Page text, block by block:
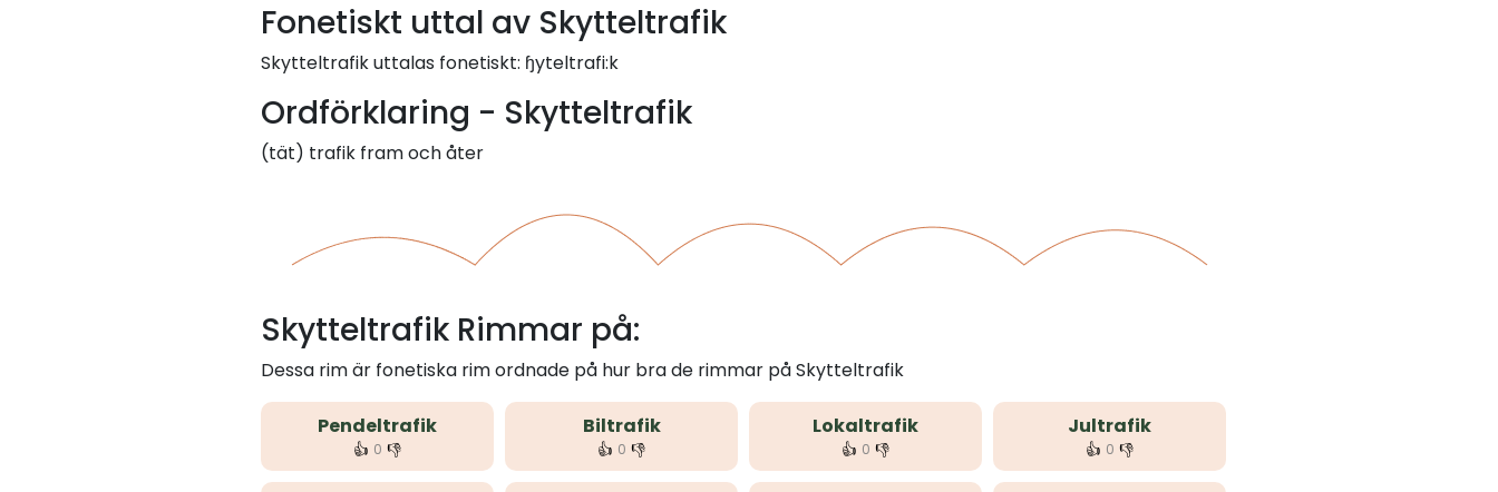
Fonetiskt uttal av Skytteltrafik
Skytteltrafik uttalas fonetiskt: ɧyteltrafi:k
Ordförklaring - Skytteltrafik
(tät) trafik fram och åter
Skytteltrafik Rimmar på:
Dessa rim är fonetiska rim ordnade på hur bra de rimmar på Skytteltrafik
Pendeltrafik
👍 0 👎
Biltrafik
👍 0 👎
Lokaltrafik
👍 0 👎
Jultrafik
👍 0 👎